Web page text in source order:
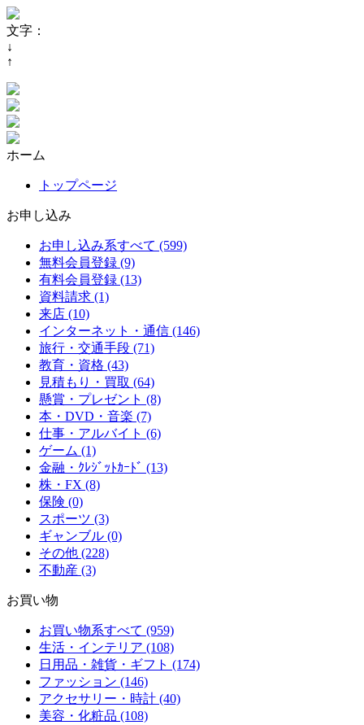
文字：
↓
↑
ホーム
トップページ
お申し込み
お申し込み系すべて (599)
無料会員登録 (9)
有料会員登録 (13)
資料請求 (1)
来店 (10)
インターネット・通信 (146)
旅行・交通手段 (71)
教育・資格 (43)
見積もり・買取 (64)
懸賞・プレゼント (8)
本・DVD・音楽 (7)
仕事・アルバイト (6)
ゲーム (1)
金融・ｸﾚｼﾞｯﾄｶｰﾄﾞ (13)
株・FX (8)
保険 (0)
スポーツ (3)
ギャンブル (0)
その他 (228)
不動産 (3)
お買い物
お買い物系すべて (959)
生活・インテリア (108)
日用品・雑貨・ギフト (174)
ファッション (146)
アクセサリー・時計 (40)
美容・化粧品 (108)